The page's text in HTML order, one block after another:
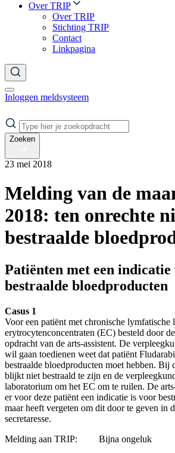
Over TRIP
Over TRIP
Stichting TRIP
Contact
Linkpagina
Inloggen meldsysteem
Zoeken
23 mei 2018
Melding van de
2018: ten onrechte
bestraalde
Patiënten met een indicatie
bestraalde bloedproducten
Casus 1
Voor een patiënt met chronische lymfatische
erytrocytenconcentraten (EC) besteld door de
opdracht van de arts-assistent. De
wil gaan toedienen weet dat patiënt
bestraalde bloedproducten moet hebben.
blijkt niet bestraald te zijn en de
laboratorium om het EC om te ruilen. De
er voor deze patiënt een indicatie is voor
maar heeft vergeten om dit door te geven in
secretaresse.
Melding aan TRIP: Bijna ongeluk